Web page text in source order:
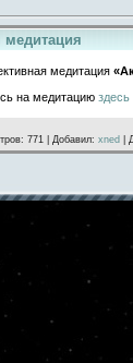
медитация
медитация
на медитацию здесь
771 Добавил: xned